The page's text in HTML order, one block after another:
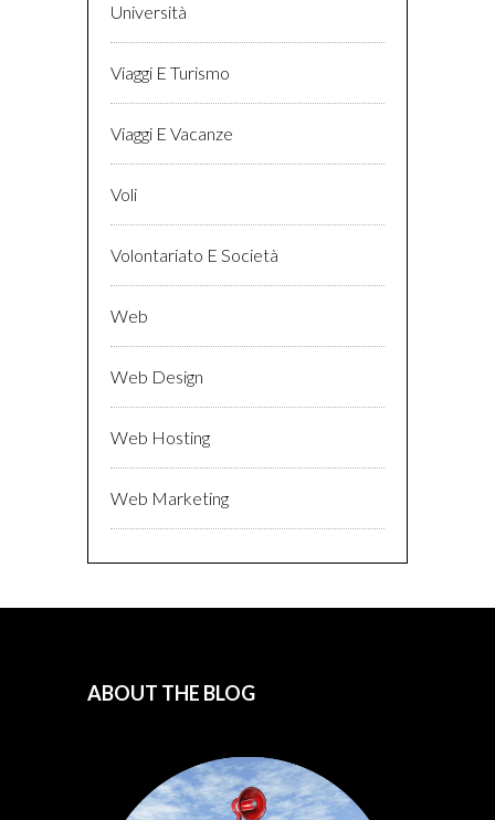
Università
Viaggi E Turismo
Viaggi E Vacanze
Voli
Volontariato E Società
Web
Web Design
Web Hosting
Web Marketing
ABOUT THE BLOG